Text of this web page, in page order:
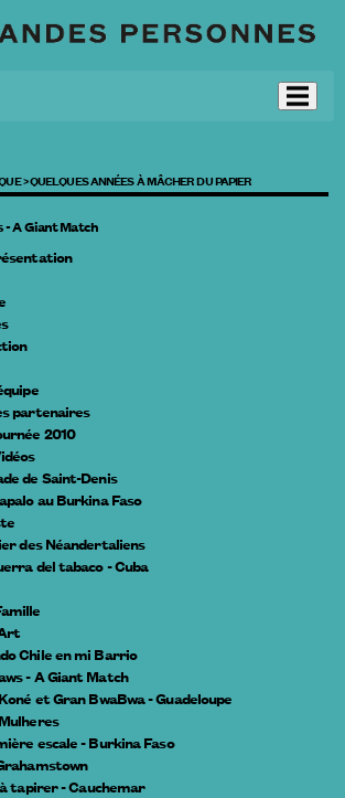
>QUELQUES ANNÉES À MÂCHER DU PAPIER
- A Giant Match
partenaires
2010
de Saint-Denis
au Burkina Faso
des Néandertaliens
del tabaco - Cuba
Chile en mi Barrio
- A Giant Match
et Gran BwaBwa - Guadeloupe
escale - Burkina Faso
tapirer - Cauchemar